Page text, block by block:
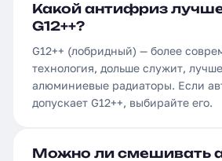
Какой антифриз
G12++?
G12++ (лобридный) — более
технология, дольше служит,
алюминиевые радиаторы. Если
допускает G12++, выбирайте его.
Можно ли смешивать